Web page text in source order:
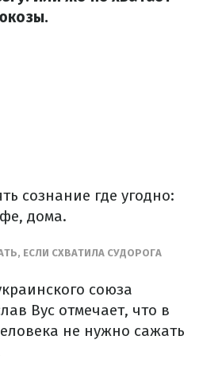
сознание где угодно:
дома.
ЕСЛИ СХВАТИЛА СУДОРОГА
союза
Вус отмечает, что в
не нужно сажать